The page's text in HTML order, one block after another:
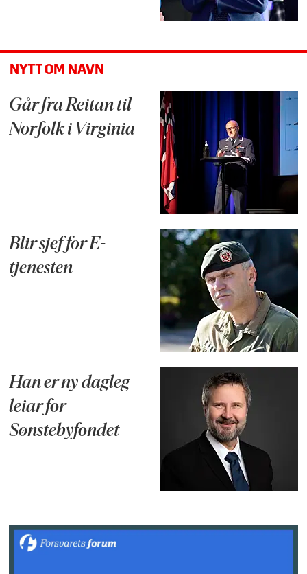
NYTT OM NAVN
Går fra Reitan til
Norfolk i Virginia
Blir sjef for E-
tjenesten
Han er ny dagleg
leiar for
Sønstebyfondet